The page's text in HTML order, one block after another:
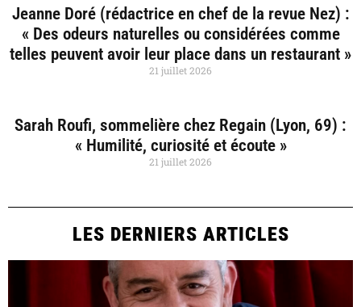
Jeanne Doré (rédactrice en chef de la revue Nez) :
« Des odeurs naturelles ou considérées comme
telles peuvent avoir leur place dans un restaurant »
21 juillet 2026
Sarah Roufi, sommelière chez Regain (Lyon, 69) :
« Humilité, curiosité et écoute »
21 juillet 2026
LES DERNIERS ARTICLES